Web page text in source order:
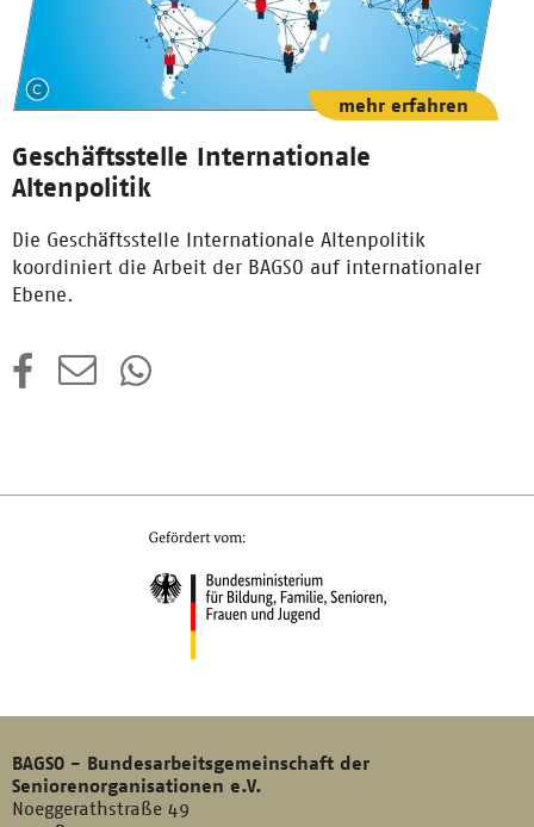
Geschäftsstelle Internationale
Altenpolitik
Die Geschäftsstelle Internationale Altenpolitik
koordiniert die Arbeit der BAGSO auf internationaler
Ebene.
mehr erfahren
BAGSO - Bundesarbeitsgemeinschaft der
Seniorenorganisationen e.V.
Noeggerathstraße 49